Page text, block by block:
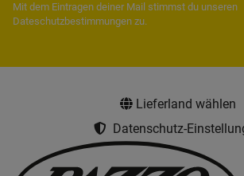
Mit dem Eintragen deiner Mail stimmst du unseren
Dateschutzbestimmungen zu.
Lieferland wählen
Datenschutz-